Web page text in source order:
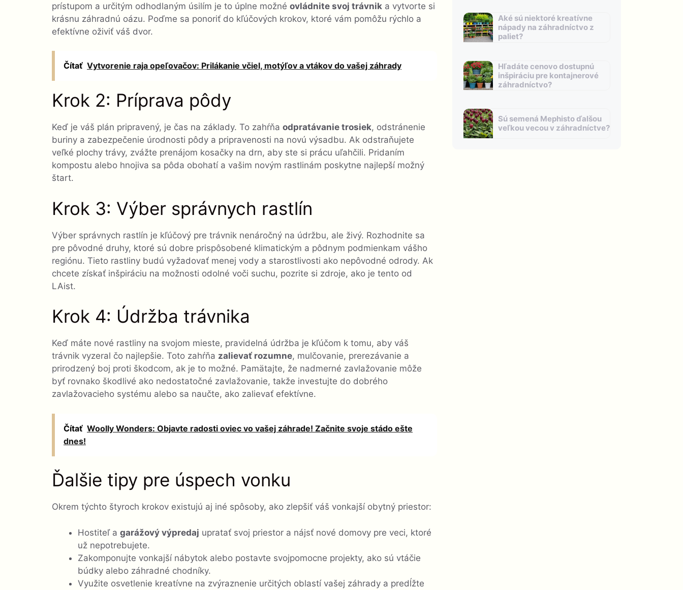
prístupom a určitým odhodlaným úsilím je to úplne možné ovládnite svoj trávnik a vytvorte si
krásnu záhradnú oázu. Poďme sa ponoriť do kľúčových krokov, ktoré vám pomôžu rýchlo a
efektívne oživiť váš dvor.
Čítať Vytvorenie raja opeľovačov: Prilákanie včiel, motýľov a vtákov do vašej záhrady
Krok 2: Príprava pôdy
Keď je váš plán pripravený, je čas na základy. To zahŕňa odpratávanie trosiek, odstránenie
buriny a zabezpečenie úrodnosti pôdy a pripravenosti na novú výsadbu. Ak odstraňujete
veľké plochy trávy, zvážte prenájom kosačky na drn, aby ste si prácu uľahčili. Pridaním
kompostu alebo hnojiva sa pôda obohatí a vašim novým rastlinám poskytne najlepší možný
štart.
Krok 3: Výber správnych rastlín
Výber správnych rastlín je kľúčový pre trávnik nenáročný na údržbu, ale živý. Rozhodnite sa
pre pôvodné druhy, ktoré sú dobre prispôsobené klimatickým a pôdnym podmienkam vášho
regiónu. Tieto rastliny budú vyžadovať menej vody a starostlivosti ako nepôvodné odrody. Ak
chcete získať inšpiráciu na možnosti odolné voči suchu, pozrite si zdroje, ako je tento od
LAist.
Krok 4: Údržba trávnika
Keď máte nové rastliny na svojom mieste, pravidelná údržba je kľúčom k tomu, aby váš
trávnik vyzeral čo najlepšie. Toto zahŕňa zalievať rozumne, mulčovanie, prerezávanie a
prirodzený boj proti škodcom, ak je to možné. Pamätajte, že nadmerné zavlažovanie môže
byť rovnako škodlivé ako nedostatočné zavlažovanie, takže investujte do dobrého
zavlažovacieho systému alebo sa naučte, ako zalievať efektívne.
Čítať Woolly Wonders: Objavte radosti oviec vo vašej záhrade! Začnite svoje stádo ešte
dnes!
Ďalšie tipy pre úspech vonku
Okrem týchto štyroch krokov existujú aj iné spôsoby, ako zlepšiť váš vonkajší obytný priestor:
Hostiteľ a garážový výpredaj upratať svoj priestor a nájsť nové domovy pre veci, ktoré
už nepotrebujete.
Zakomponujte vonkajší nábytok alebo postavte svojpomocne projekty, ako sú vtáčie
búdky alebo záhradné chodníky.
Využite osvetlenie kreatívne na zvýraznenie určitých oblastí vašej záhrady a predĺžte
Aké sú niektoré kreatívne
nápady na záhradníctvo z
paliet?
Hľadáte cenovo dostupnú
inšpiráciu pre kontajnerové
záhradníctvo?
Sú semená Mephisto ďalšou
veľkou vecou v záhradníctve?